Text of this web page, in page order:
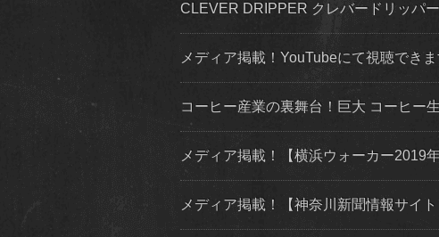
CLEVER DRIPPER クレバードリッパ
メディア掲載！YouTubeにて視聴でき
コーヒー産業の裏舞台！巨大 コーヒ
メディア掲載！【横浜ウォーカー2019
メディア掲載！【神奈川新聞情報サイ